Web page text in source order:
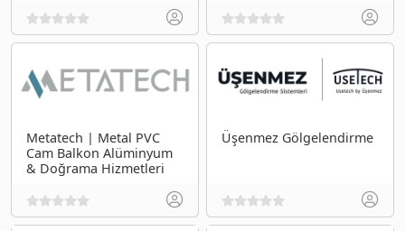
Metatech | Metal PVC
Cam Balkon Alüminyum
& Doğrama Hizmetleri
Üşenmez Gölgelendirme